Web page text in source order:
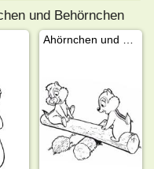
und Behörnchen